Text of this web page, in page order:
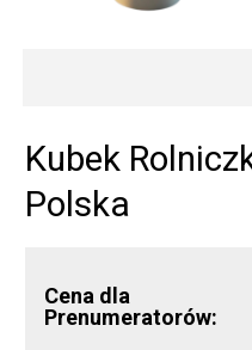
Kubek
Polska
Cena dla
Prenumeratorów: